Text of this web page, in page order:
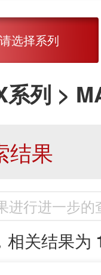
请选择系列
列 >
结果
相关结果为